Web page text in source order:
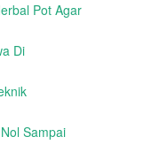
Pot Agar
Di
Sampai